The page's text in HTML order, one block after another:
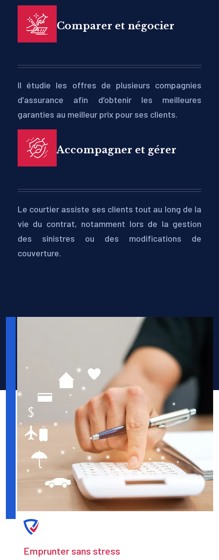
Comparer et négocier
Il étudie les offres de plusieurs compagnies
d’assurance afin d’obtenir les meilleures
garanties au meilleur prix pour ses clients.
Accompagner et gérer
Le courtier assiste ses clients tout au long de la
vie du contrat, notamment lors de la gestion
des sinistres ou des modifications de
couverture.
Emprunter sans stress